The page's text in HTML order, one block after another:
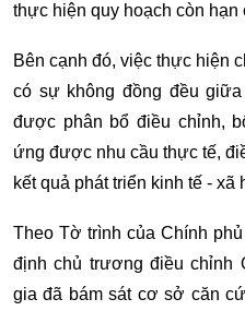
thực hiện quy hoạch còn hạn
Bên cạnh đó, việc thực hiện
có sự không đồng đều
được phân bổ điều chỉnh,
ứng được nhu cầu thực tế,
kết quả phát triển kinh tế -
Theo Tờ trình của Chính
định chủ trương điều chỉnh
gia đã bám sát cơ sở căn